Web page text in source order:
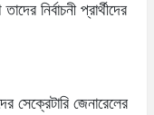
নির্বাচনী প্রার্থীদের
সেক্রেটারি জেনারেলের